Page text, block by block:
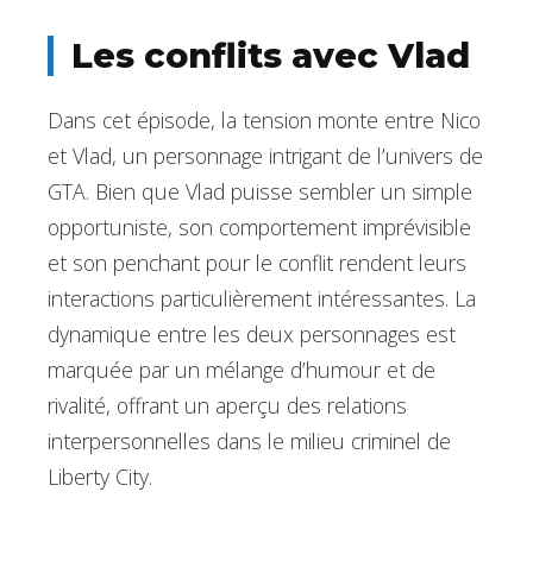
Les conflits avec Vlad
Dans cet épisode, la tension monte entre Nico
et Vlad, un personnage intrigant de l’univers de
GTA. Bien que Vlad puisse sembler un simple
opportuniste, son comportement imprévisible
et son penchant pour le conflit rendent leurs
interactions particulièrement intéressantes. La
dynamique entre les deux personnages est
marquée par un mélange d’humour et de
rivalité, offrant un aperçu des relations
interpersonnelles dans le milieu criminel de
Liberty City.